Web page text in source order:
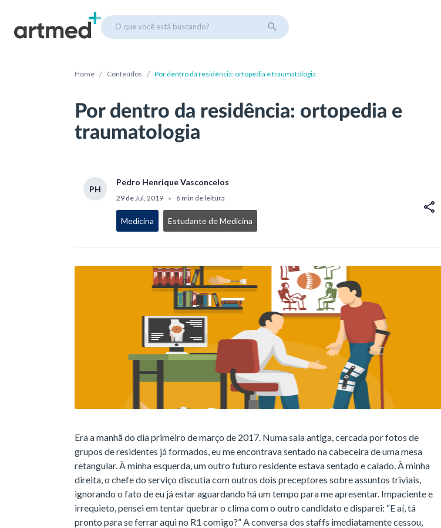
O que você está buscando?
Home / Conteúdos / Por dentro da residência: ortopedia e traumatologia
Por dentro da residência: ortopedia e
traumatologia
PH
Pedro Henrique Vasconcelos
29 de Jul, 2019 • 6 min de leitura
Medicina Estudante de Medicina
Era a manhã do dia primeiro de março de 2017. Numa sala antiga, cercada por fotos de
grupos de residentes já formados, eu me encontrava sentado na cabeceira de uma mesa
retangular. À minha esquerda, um outro futuro residente estava sentado e calado. À minha
direita, o chefe do serviço discutia com outros dois preceptores sobre assuntos triviais,
ignorando o fato de eu já estar aguardando há um tempo para me apresentar. Impaciente e
irrequieto, pensei em tentar quebrar o clima com o outro candidato e disparei: “E aí, tá
pronto para se ferrar aqui no R1 comigo?” A conversa dos staffs imediatamente cessou,